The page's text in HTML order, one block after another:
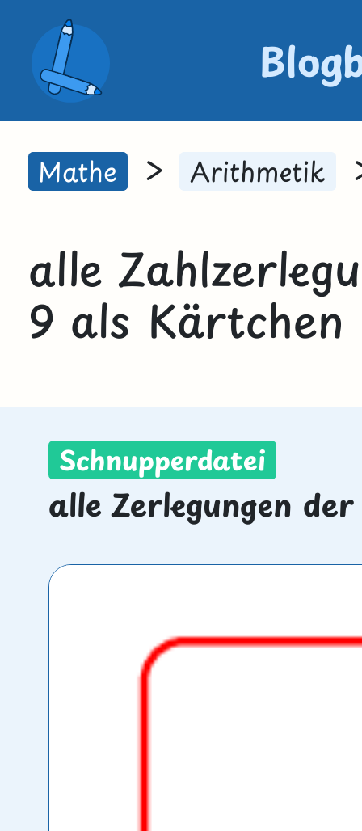
Mathe > Arithmetik
alle
9 als Kärtchen
Schnupperdatei
alle Zerlegungen